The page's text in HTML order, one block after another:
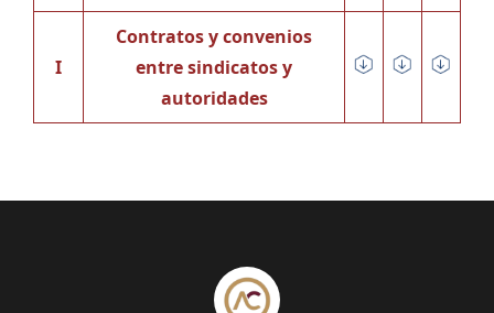
I
Contratos y convenios
entre sindicatos y
autoridades